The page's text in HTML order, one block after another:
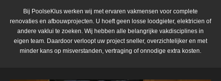
Bij PoolseKlus werken wij met ervaren vakmensen voor complete
renovaties en afbouwprojecten. U hoeft geen losse loodgieter, elektricien of
andere vaklui te zoeken. Wij hebben alle belangrijke vakdisciplines in
eigen team. Daardoor verloopt uw project sneller, overzichtelijker en met
minder kans op misverstanden, vertraging of onnodige extra kosten.